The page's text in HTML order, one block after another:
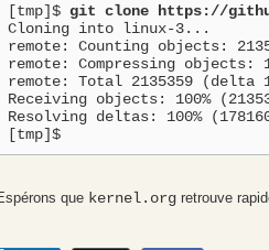
[tmp]$ git clone https://
Cloning into linux-3...
remote: Counting objects:
remote: Compressing objects:
remote: Total 2135359 (delta
Receiving objects: 100%
Resolving deltas: 100%
[tmp]$
que kernel.org retrouve